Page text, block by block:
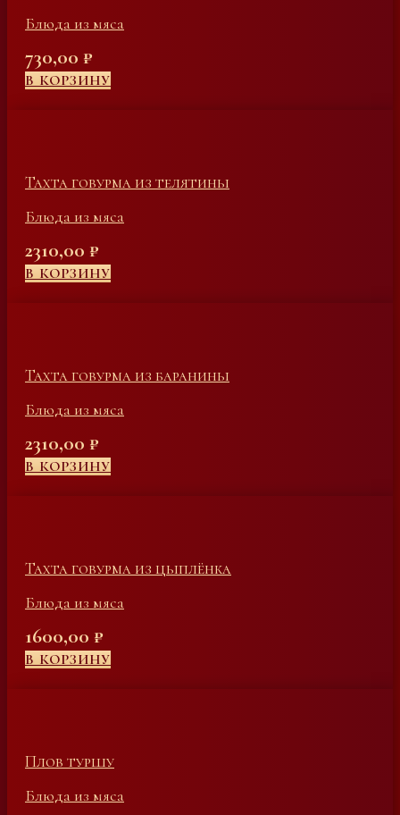
Блюда из мяса
730,00 ₽
В КОРЗИНУ
Тахта говурма из телятины
Блюда из мяса
2310,00 ₽
В КОРЗИНУ
Тахта говурма из баранины
Блюда из мяса
2310,00 ₽
В КОРЗИНУ
Тахта говурма из цыплёнка
Блюда из мяса
1600,00 ₽
В КОРЗИНУ
Плов туршу
Блюда из мяса